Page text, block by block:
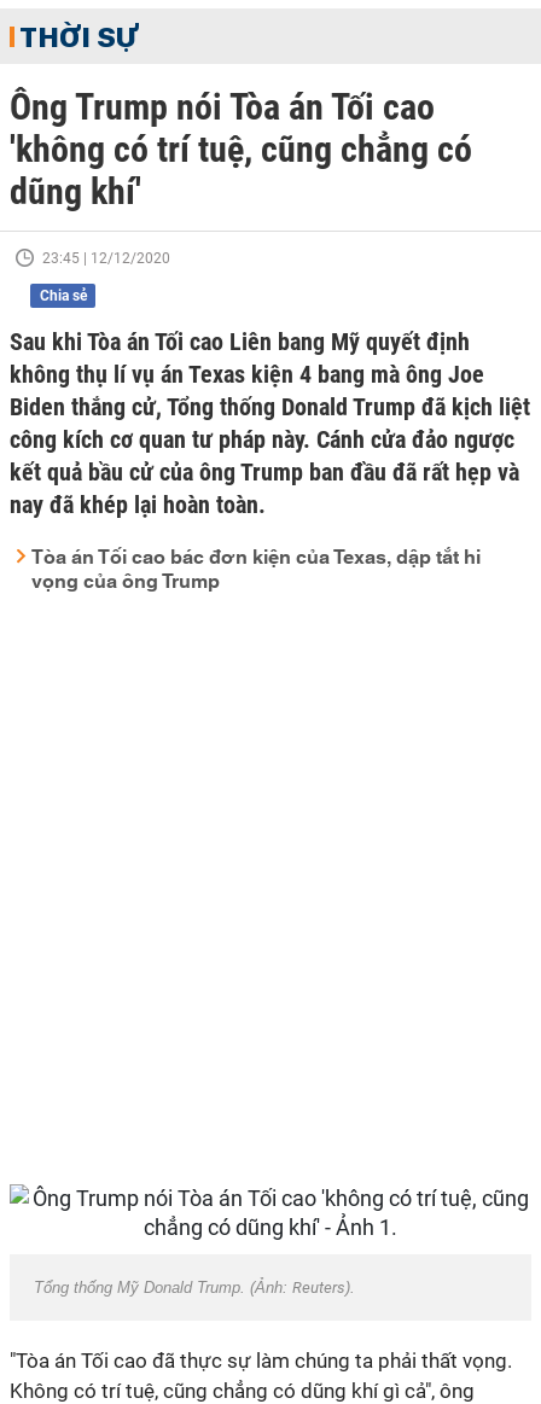
THỜI SỰ
Ông Trump nói Tòa án Tối cao
'không có trí tuệ, cũng chẳng có
dũng khí'
23:45 | 12/12/2020
Chia sẻ
Sau khi Tòa án Tối cao Liên bang Mỹ quyết định
không thụ lí vụ án Texas kiện 4 bang mà ông Joe
Biden thắng cử, Tổng thống Donald Trump đã kịch liệt
công kích cơ quan tư pháp này. Cánh cửa đảo ngược
kết quả bầu cử của ông Trump ban đầu đã rất hẹp và
nay đã khép lại hoàn toàn.
Tòa án Tối cao bác đơn kiện của Texas, dập tắt hi
vọng của ông Trump
Tổng thống Mỹ Donald Trump. (Ảnh: Reuters).
"Tòa án Tối cao đã thực sự làm chúng ta phải thất vọng.
Không có trí tuệ, cũng chẳng có dũng khí gì cả", ông